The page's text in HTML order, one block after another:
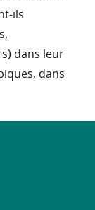
ils
dans leur
dans